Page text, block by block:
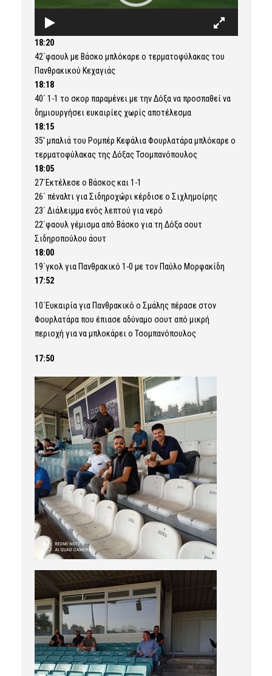
18:20
42΄φαουλ με Βάσκο μπλόκαρε ο τερματοφύλακας του
Πανθρακικού Κεχαγιάς
18:18
40΄ 1-1 το σκορ παραμένει με την Δόξα να προσπαθεί να
δημιουργήσει ευκαιρίες χωρίς αποτέλεσμα
18:15
35′ μπαλιά του Ρομπέρ Κεφάλια Φουρλατάρα μπλόκαρε ο
τερματοφύλακας της Δόξας Τσομπανόπουλος
18:05
27΄Εκτέλεσε ο Βάσκος και 1-1
26΄ πέναλτι για Σιδηροχώρι κέρδισε ο Σιχλημοίρης
23΄ Διάλειμμα ενός λεπτού για νερό
22΄φαουλ γέμισμα από Βάσκο για τη Δόξα σουτ
Σιδηροπούλου άουτ
18:00
19΄γκολ για Πανθρακικό 1-0 με τον Παύλο Μορφακίδη
17:52
10΄Ευκαιρία για Πανθρακικό ο Σμάλης πέρασε στον
Φουρλατάρα που έπιασε αδύναμο σουτ από μικρή
περιοχή για να μπλοκάρει ο Τσομπανόπουλος
17:50